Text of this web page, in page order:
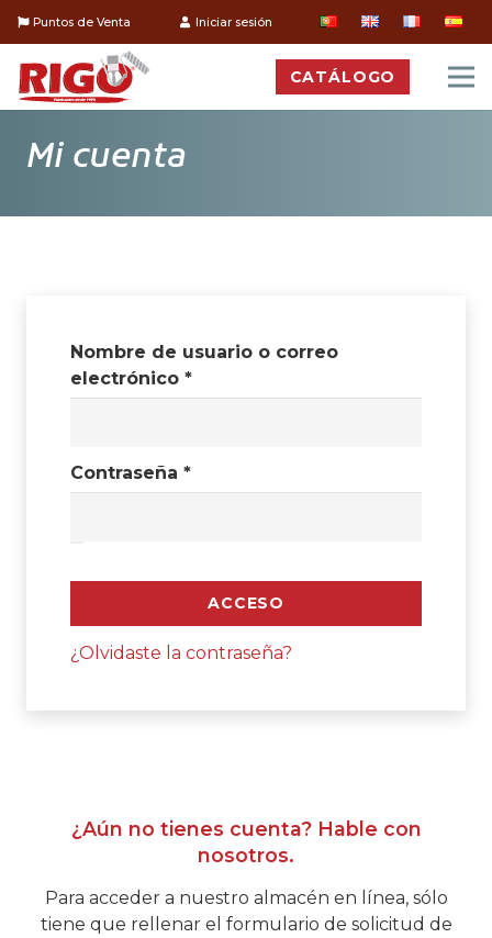
Puntos de Venta Iniciar sesión
CATÁLOGO
Mi cuenta
Nombre de usuario o correo
electrónico *Obligatorio
Contraseña *Obligatorio
ACCESO
¿Olvidaste la contraseña?
¿Aún no tienes cuenta? Hable con
nosotros.
Para acceder a nuestro almacén en línea, sólo
tiene que rellenar el formulario de solicitud de